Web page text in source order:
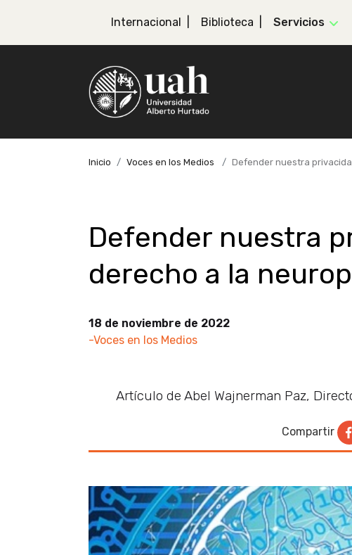
Internacional Biblioteca Servicios
Inicio Voces en los Medios Defender nuestra
Defender nuestra
derecho a la
18 de noviembre de 2022
-Voces en los Medios
Artículo de Abel Wajnerman Paz,
Compartir